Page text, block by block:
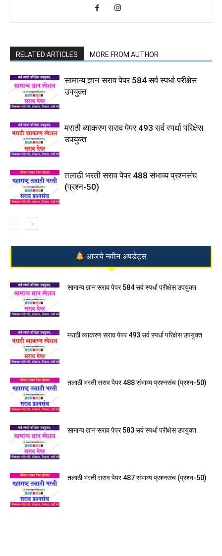
RELATED ARTICLES MORE FROM AUTHOR
सामान्य ज्ञान सराव पेपर 584 सर्व स्पर्धा परीक्षेस
उपयुक्त
मराठी व्याकरण सराव पेपर 493 सर्व स्पर्धा परिक्षेस
उपयुक्त
तलाठी भरती सराव पेपर 488 संभाव्य प्रश्नसंच
(प्रश्न-50)
आजचे नवीन अपडेट्स
सामान्य ज्ञान सराव पेपर 584 सर्व स्पर्धा परीक्षेस उपयुक्त
मराठी व्याकरण सराव पेपर 493 सर्व स्पर्धा परिक्षेस उपयुक्त
तलाठी भरती सराव पेपर 488 संभाव्य प्रश्नसंच (प्रश्न-50)
सामान्य ज्ञान सराव पेपर 583 सर्व स्पर्धा परीक्षेस उपयुक्त
तलाठी भरती सराव पेपर 487 संभाव्य प्रश्नसंच (प्रश्न-50)